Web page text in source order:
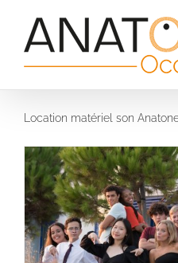
contenu
Location matériel son